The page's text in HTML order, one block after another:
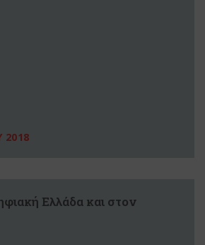
2018
Ελλάδα και στον